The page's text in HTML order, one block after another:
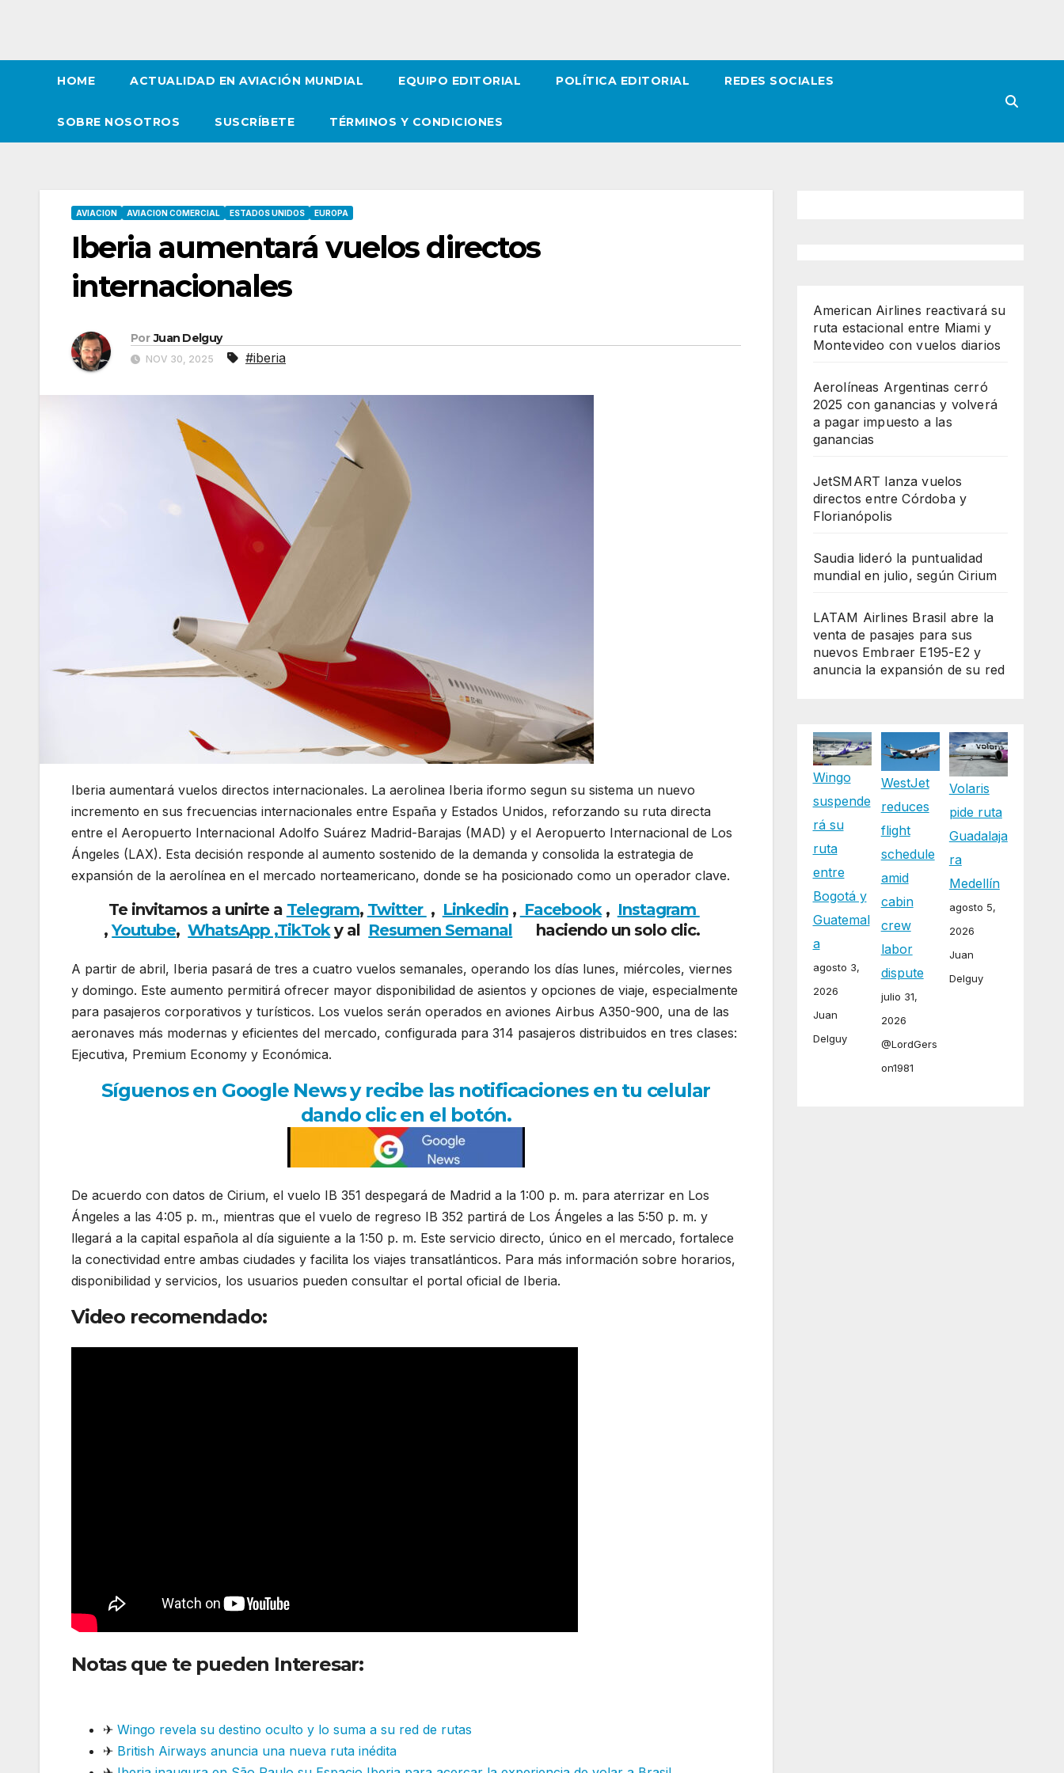
HOME ACTUALIDAD EN AVIACIÓN MUNDIAL EQUIPO EDITORIAL POLÍTICA EDITORIAL REDES SOCIALES
SOBRE NOSOTROS SUSCRÍBETE TÉRMINOS Y CONDICIONES
AVIACION AVIACION COMERCIAL ESTADOS UNIDOS EUROPA
Iberia aumentará vuelos directos
internacionales
Por Juan Delguy
NOV 30, 2025 #iberia
Iberia aumentará vuelos directos internacionales. La aerolinea Iberia iformo segun su sistema un nuevo
incremento en sus frecuencias internacionales entre España y Estados Unidos, reforzando su ruta directa
entre el Aeropuerto Internacional Adolfo Suárez Madrid-Barajas (MAD) y el Aeropuerto Internacional de Los
Ángeles (LAX). Esta decisión responde al aumento sostenido de la demanda y consolida la estrategia de
expansión de la aerolínea en el mercado norteamericano, donde se ha posicionado como un operador clave.
Te invitamos a unirte a Telegram, Twitter , Linkedin, Facebook, Instagram
,Youtube,WhatsApp ,TikToky al Resumen Semanal haciendo un solo clic.
A partir de abril, Iberia pasará de tres a cuatro vuelos semanales, operando los días lunes, miércoles, viernes
y domingo. Este aumento permitirá ofrecer mayor disponibilidad de asientos y opciones de viaje, especialmente
para pasajeros corporativos y turísticos. Los vuelos serán operados en aviones Airbus A350-900, una de las
aeronaves más modernas y eficientes del mercado, configurada para 314 pasajeros distribuidos en tres clases:
Ejecutiva, Premium Economy y Económica.
Síguenos en Google News y recibe las notificaciones en tu celular
dando clic en el botón.
De acuerdo con datos de Cirium, el vuelo IB 351 despegará de Madrid a la 1:00 p. m. para aterrizar en Los
Ángeles a las 4:05 p. m., mientras que el vuelo de regreso IB 352 partirá de Los Ángeles a las 5:50 p. m. y
llegará a la capital española al día siguiente a la 1:50 p. m. Este servicio directo, único en el mercado, fortalece
la conectividad entre ambas ciudades y facilita los viajes transatlánticos. Para más información sobre horarios,
disponibilidad y servicios, los usuarios pueden consultar el portal oficial de Iberia.
Video recomendado:
Notas que te pueden Interesar:
✈ Wingo revela su destino oculto y lo suma a su red de rutas
✈ British Airways anuncia una nueva ruta inédita
American Airlines reactivará su
ruta estacional entre Miami y
Montevideo con vuelos diarios
Aerolíneas Argentinas cerró
2025 con ganancias y volverá
a pagar impuesto a las
ganancias
JetSMART lanza vuelos
directos entre Córdoba y
Florianópolis
Saudia lideró la puntualidad
mundial en julio, según Cirium
LATAM Airlines Brasil abre la
venta de pasajes para sus
nuevos Embraer E195-E2 y
anuncia la expansión de su red
Wingo
suspende
rá su
ruta
entre
Bogotá y
Guatemal
a
agosto 3,
2026
Juan
Delguy
WestJet
reduces
flight
schedule
amid
cabin
crew
labor
dispute
julio 31,
2026
@LordGers
on1981
Volaris
pide ruta
Guadalaja
ra
Medellín
agosto 5,
2026
Juan
Delguy